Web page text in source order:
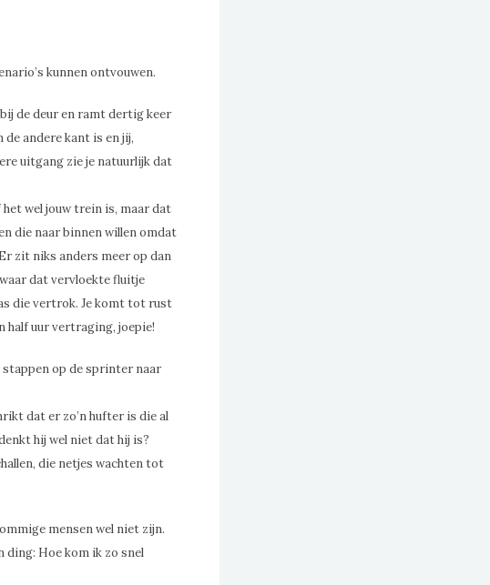
kunnen ontvouwen.
de deur en ramt dertig keer
andere kant is en jij,
uitgang zie je natuurlijk dat
wel jouw trein is, maar dat
die naar binnen willen omdat
zit niks anders meer op dan
dat vervloekte fluitje
die vertrok. Je komt tot rust
half uur vertraging, joepie!
stappen op de sprinter naar
dat er zo’n hufter is die al
hij wel niet dat hij is?
die netjes wachten tot
mensen wel niet zijn.
ding: Hoe kom ik zo snel